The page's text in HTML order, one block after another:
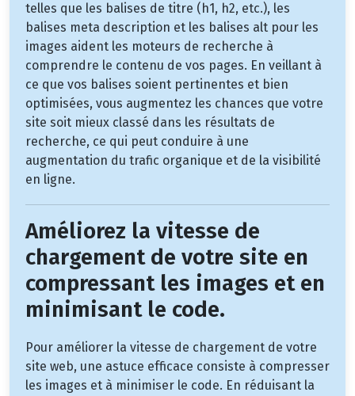
telles que les balises de titre (h1, h2, etc.), les
balises meta description et les balises alt pour les
images aident les moteurs de recherche à
comprendre le contenu de vos pages. En veillant à
ce que vos balises soient pertinentes et bien
optimisées, vous augmentez les chances que votre
site soit mieux classé dans les résultats de
recherche, ce qui peut conduire à une
augmentation du trafic organique et de la visibilité
en ligne.
Améliorez la vitesse de
chargement de votre site en
compressant les images et en
minimisant le code.
Pour améliorer la vitesse de chargement de votre
site web, une astuce efficace consiste à compresser
les images et à minimiser le code. En réduisant la